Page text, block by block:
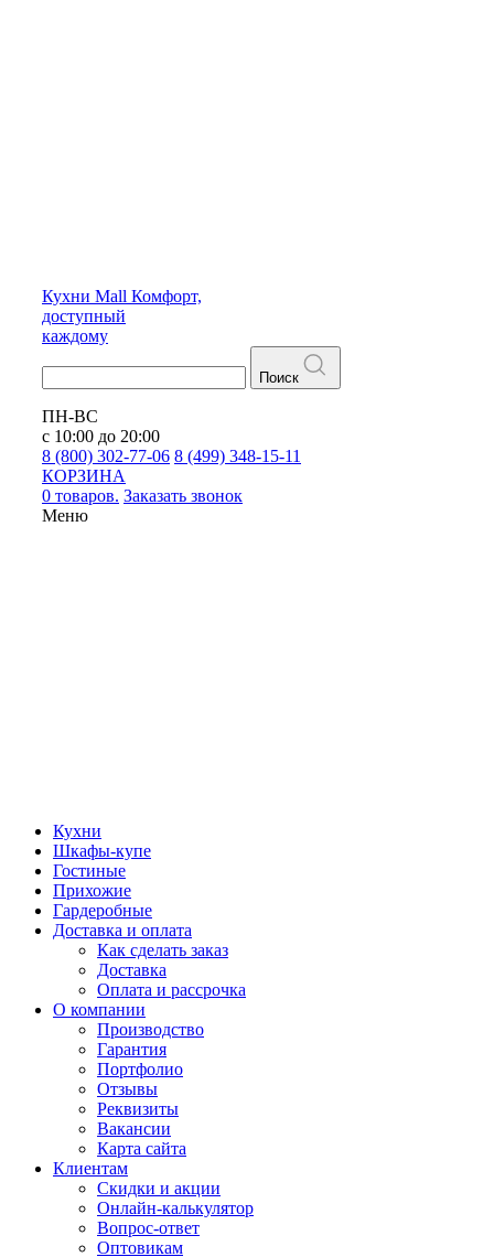
Кухни Mall Комфорт,
доступный
каждому
Поиск
ПН-ВС
с 10:00 до 20:00
8 (800) 302-77-06 8 (499) 348-15-11
КОРЗИНА
0 товаров. Заказать звонок
Меню
Кухни
Шкафы-купе
Гостиные
Прихожие
Гардеробные
Доставка и оплата
Как сделать заказ
Доставка
Оплата и рассрочка
О компании
Производство
Гарантия
Портфолио
Отзывы
Реквизиты
Вакансии
Карта сайта
Клиентам
Скидки и акции
Онлайн-калькулятор
Вопрос-ответ
Оптовикам